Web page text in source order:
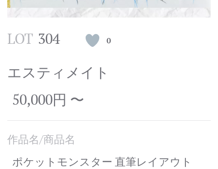
LOT 304 0
エスティメイト
50,000円 〜
作品名/商品名
ポケットモンスター 直筆レイアウト